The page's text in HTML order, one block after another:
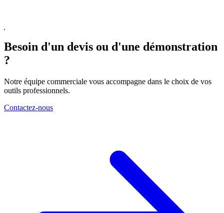
Besoin d'un devis ou d'une démonstration
?
Notre équipe commerciale vous accompagne dans le choix de vos
outils professionnels.
Contactez-nous